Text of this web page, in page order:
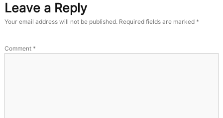
Leave a Reply
Your email address will not be published. Required fields are marked *
Comment *